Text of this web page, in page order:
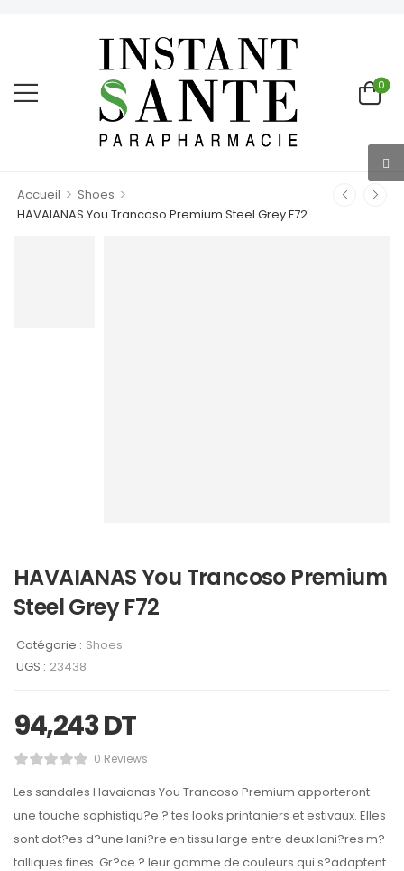
0
Accueil > Shoes >
HAVAIANAS You Trancoso Premium Steel Grey F72
HAVAIANAS You Trancoso Premium
Steel Grey F72
Catégorie : Shoes
UGS : 23438
94,243DT
0 Reviews
Les sandales Havaianas You Trancoso Premium apporteront
une touche sophistiqu?e ? tes looks printaniers et estivaux. Elles
sont dot?es d?une lani?re en tissu large entre deux lani?res m?
talliques fines. Gr?ce ? leur gamme de couleurs qui s?adaptent